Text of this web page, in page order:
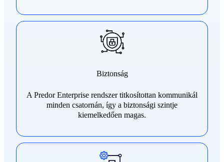
Biztonság
A Predor Enterprise rendszer titkosítottan kommunikál
minden csatornán, így a biztonsági szintje
kiemelkedően magas.